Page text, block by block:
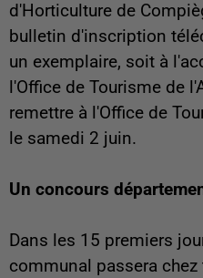
d'Horticulture de
bulletin d'inscription
un exemplaire, soit à
l'Office de Tourisme de
remettre à l'Office de
le samedi 2 juin.
Un concours
Dans les 15 premiers
communal passera